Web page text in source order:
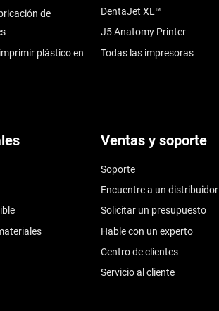
de
plástico en
DentaJet XL™
J5 Anatomy Printer
Todas las impresoras
Ventas y soporte
Soporte
Encuentre a un distribuidor
Solicitar un presupuesto
Hable con un experto
Centro de clientes
Servicio al cliente